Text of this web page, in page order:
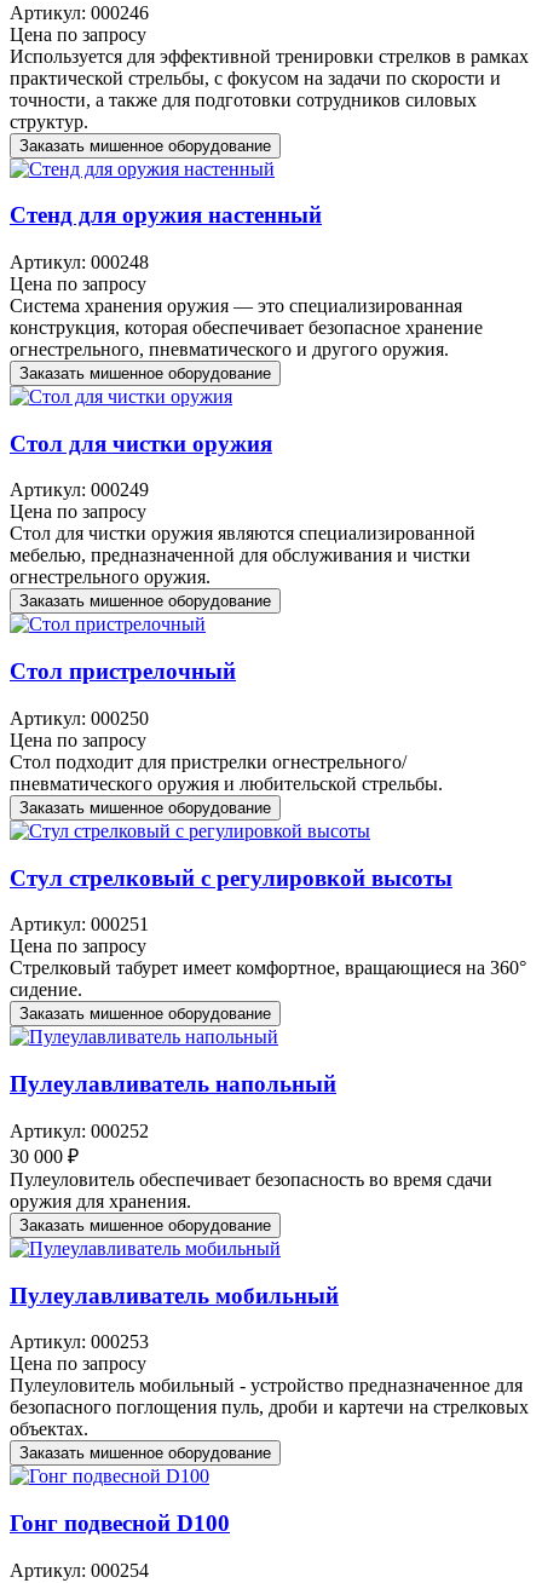
Артикул: 000246
Цена по запросу
Используется для эффективной тренировки стрелков в рамках
практической стрельбы, с фокусом на задачи по скорости и
точности, а также для подготовки сотрудников силовых
структур.
Заказать мишенное оборудование
Стенд для оружия настенный
Артикул: 000248
Цена по запросу
Система хранения оружия — это специализированная
конструкция, которая обеспечивает безопасное хранение
огнестрельного, пневматического и другого оружия.
Заказать мишенное оборудование
Стол для чистки оружия
Артикул: 000249
Цена по запросу
Стол для чистки оружия являются специализированной
мебелью, предназначенной для обслуживания и чистки
огнестрельного оружия.
Заказать мишенное оборудование
Стол пристрелочный
Артикул: 000250
Цена по запросу
Стол подходит для пристрелки огнестрельного/
пневматического оружия и любительской стрельбы.
Заказать мишенное оборудование
Стул стрелковый с регулировкой высоты
Артикул: 000251
Цена по запросу
Стрелковый табурет имеет комфортное, вращающиеся на 360°
сидение.
Заказать мишенное оборудование
Пулеулавливатель напольный
Артикул: 000252
30 000 ₽
Пулеуловитель обеспечивает безопасность во время сдачи
оружия для хранения.
Заказать мишенное оборудование
Пулеулавливатель мобильный
Артикул: 000253
Цена по запросу
Пулеуловитель мобильный - устройство предназначенное для
безопасного поглощения пуль, дроби и картечи на стрелковых
объектах.
Заказать мишенное оборудование
Гонг подвесной D100
Артикул: 000254